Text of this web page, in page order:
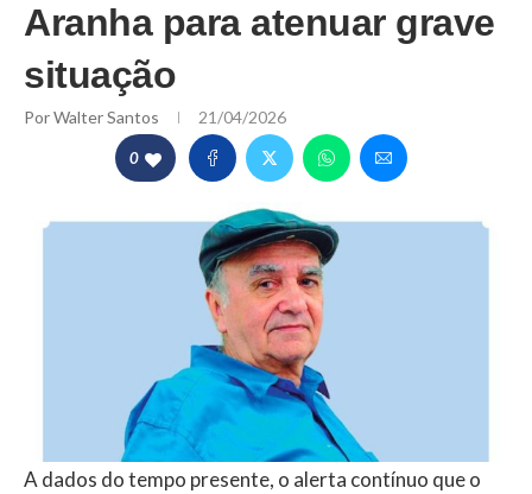
Aranha para atenuar grave
situação
PorWalter Santos 21/04/2026
0
A dados do tempo presente, o alerta contínuo que o